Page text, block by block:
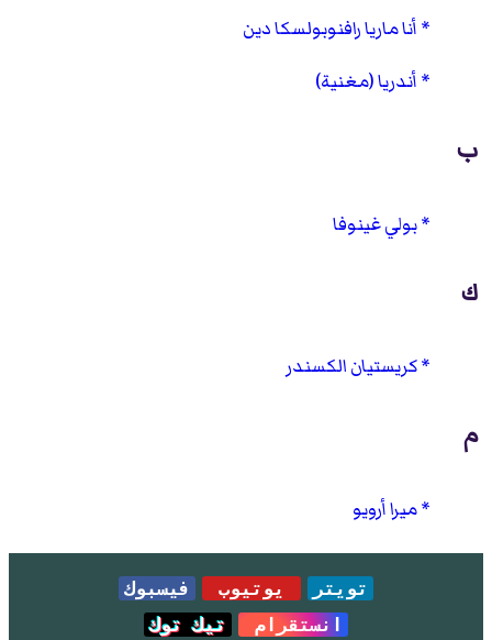
أنا ماريا رافنوبولسكا دين
أندريا (مغنية)
ب
بولي غينوفا
ك
كريستيان الكسندر
م
ميرا أرويو
تويتر يوتيوب
فيسبوك
انستقرام
تيك توك